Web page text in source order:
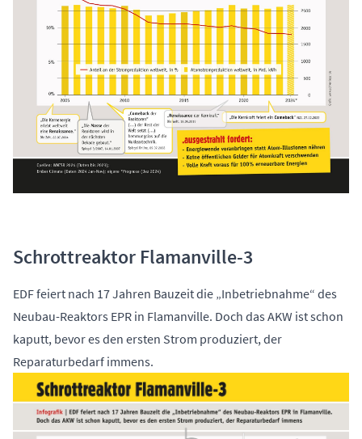
Schrottreaktor Flamanville-3
EDF feiert nach 17 Jahren Bauzeit die „Inbetriebnahme“ des
Neubau-Reaktors EPR in Flamanville. Doch das AKW ist schon
kaputt, bevor es den ersten Strom produziert, der
Reparaturbedarf immens.